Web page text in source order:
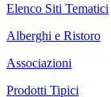
Elenco Siti Tematici
Alberghi e Ristoro
Associazioni
Prodotti Tipici